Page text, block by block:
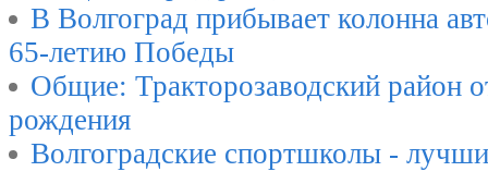
В Волгоград прибывает колонна
65-летию Победы
Общие: Тракторозаводский район
рождения
Волгоградские спортшколы -